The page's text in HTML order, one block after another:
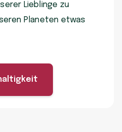
Lieblinge zu
Planeten etwas